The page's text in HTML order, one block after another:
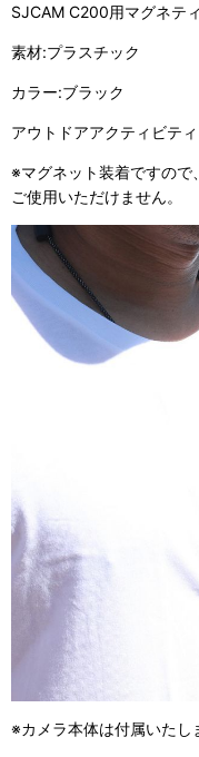
SJCAM C200用マグネテ
素材:プラスチック
カラー:ブラック
アウトドアアクティビテ
※マグネット装着ですので
ご使用いただけません。
※カメラ本体は付属いたし